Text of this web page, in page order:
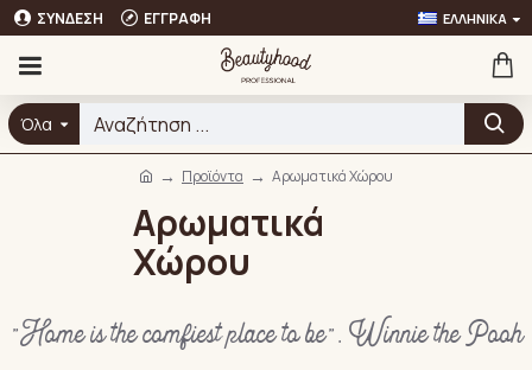
ΣΎΝΔΕΣΗ ΕΓΓΡΑΦΉ ΕΛΛΗΝΙΚΆ
Όλα
Προϊόντα Αρωματικά Χώρου
Αρωματικά
Χώρου
"Home is the comfiest place to be". Winnie the Pooh